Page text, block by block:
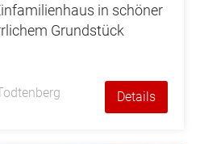
in schöner
Grundstück
Details